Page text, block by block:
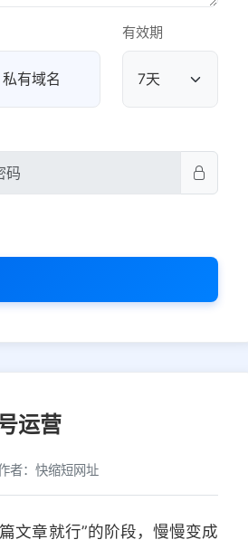
私有域名 公共域名
有效期
PC 其他
运营
者：快缩短网址
文章就行”的阶段，慢慢变成